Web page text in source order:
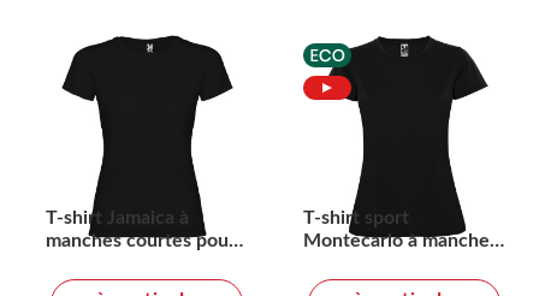
T-shirt Jamaica à
manches courtes pour
T-shirt sport
Montecarlo à manches